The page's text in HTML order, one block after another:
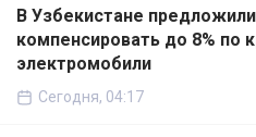
В Узбекистане предложили
компенсировать до 8% по
электромобили
Сегодня, 04:17